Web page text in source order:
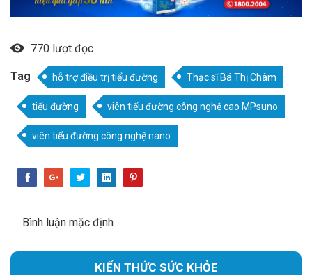
KIẾN THỨC SỨC KHỎE
770 lượt đọc
Tag hỗ trợ điều trị tiểu đường Thạc sĩ Bá Thị Châm
tiểu đường viên tiểu đường công nghệ cao MPsuno
viên tiểu đường công nghệ nano
Bình luận mặc định